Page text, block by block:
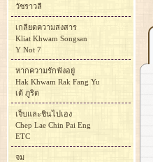
วัชราวลี
เกลียดความสงสาร
Kliat Khwam Songsan
Y Not 7
หากความรักฟังอยู่
Hak Khwam Rak Fang Yu
เต้ ภูริต
เจ็บและชินไปเอง
Chep Lae Chin Pai Eng
ETC
จม